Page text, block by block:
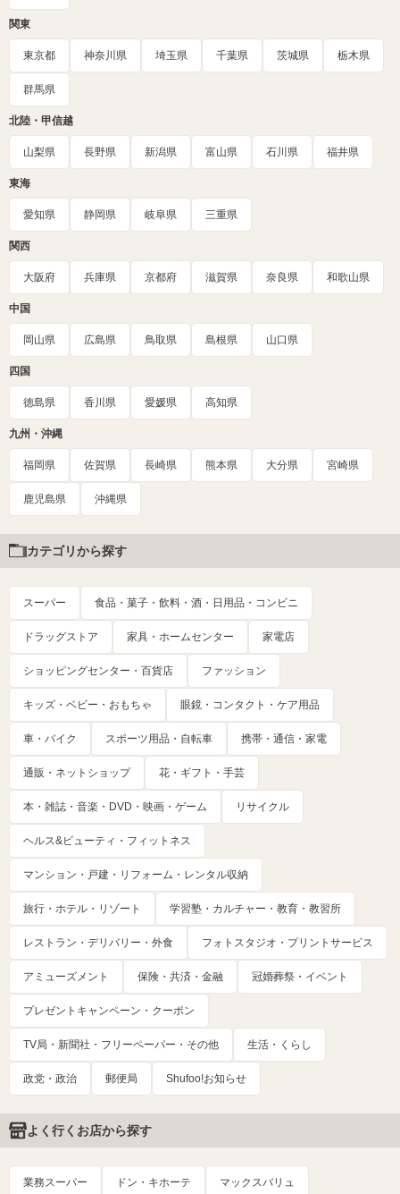
関東
東京都 神奈川県 埼玉県 千葉県 茨城県 栃木県
群馬県
北陸・甲信越
山梨県 長野県 新潟県 富山県 石川県 福井県
東海
愛知県 静岡県 岐阜県 三重県
関西
大阪府 兵庫県 京都府 滋賀県 奈良県 和歌山県
中国
岡山県 広島県 鳥取県 島根県 山口県
四国
徳島県 香川県 愛媛県 高知県
九州・沖縄
福岡県 佐賀県 長崎県 熊本県 大分県 宮崎県
鹿児島県 沖縄県
カテゴリから探す
スーパー 食品・菓子・飲料・酒・日用品・コンビニ
ドラッグストア 家具・ホームセンター 家電店
ショッピングセンター・百貨店 ファッション
キッズ・ベビー・おもちゃ 眼鏡・コンタクト・ケア用品
車・バイク スポーツ用品・自転車 携帯・通信・家電
通販・ネットショップ 花・ギフト・手芸
本・雑誌・音楽・DVD・映画・ゲーム リサイクル
ヘルス&ビューティ・フィットネス
マンション・戸建・リフォーム・レンタル収納
旅行・ホテル・リゾート 学習塾・カルチャー・教育・教習所
レストラン・デリバリー・外食 フォトスタジオ・プリントサービス
アミューズメント 保険・共済・金融 冠婚葬祭・イベント
プレゼントキャンペーン・クーポン
TV局・新聞社・フリーペーパー・その他 生活・くらし
政党・政治 郵便局 Shufoo!お知らせ
よく行くお店から探す
業務スーパー ドン・キホーテ マックスバリュ